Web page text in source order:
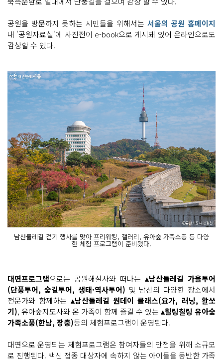
공원을 방문하지 못하는 시민들을 위해서는 서울의 공원 홈페이지
내 '공원자료실'에 사진전이 e-book으로 게시돼 있어 온라인으로도
감상할 수 있다.
남산둘레길 걷기 행사를 맞아 프리워킹, 갤러리, 유아숲 가족소풍 등 다양
한 체험 프로그램이 준비됐다.
대면프로그램으로는 공원해설사와 떠나는 ▴남산둘레길 가을투어
(단풍투어, 숲길투어, 생태·역사투어) 및 남산의 다양한 장소에서
전문가와 함께하는 ▴남산둘레길 원데이 클래스(요가, 러닝, 활쏘
기), 유아숲지도사와 온 가족이 함께 즐길 수 있는 ▴힐링칠링 유아숲
가족소풍(한남, 장충)등의 체험프로그램이 운영된다.
대면으로 운영되는 체험프로그램은 참여자들의 안전을 위해 소규모
로 진행된다. 백신 접종 대상자에 속하지 않는 아이들을 동반한 가족